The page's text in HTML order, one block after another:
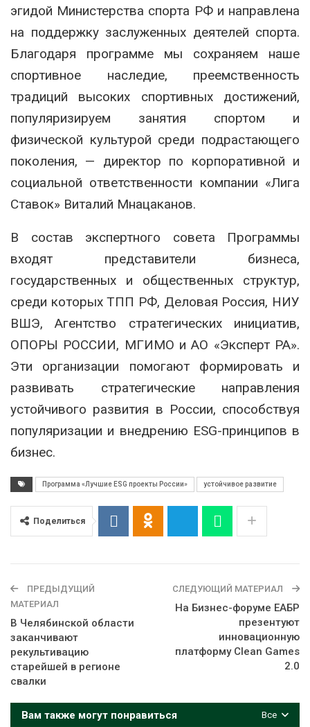
эгидой Министерства спорта РФ и направлена
на поддержку заслуженных деятелей спорта.
Благодаря программе мы сохраняем наше
спортивное наследие, преемственность
традиций высоких спортивных достижений,
популяризируем занятия спортом и
физической культурой среди подрастающего
поколения, — директор по корпоративной и
социальной ответственности компании «Лига
Ставок» Виталий Мнацаканов.
В состав экспертного совета Программы
входят представители бизнеса,
государственных и общественных структур,
среди которых ТПП РФ, Деловая Россия, НИУ
ВШЭ, Агентство стратегических инициатив,
ОПОРЫ РОССИИ, МГИМО и АО «Эксперт РА».
Эти организации помогают формировать и
развивать стратегические направления
устойчивого развития в России, способствуя
популяризации и внедрению ESG-принципов в
бизнес.
Программа «Лучшие ESG проекты России» устойчивое развитие
Поделиться
ПРЕДЫДУЩИЙ
МАТЕРИАЛ
В Челябинской области
заканчивают
рекультивацию
старейшей в регионе
свалки
СЛЕДУЮЩИЙ МАТЕРИАЛ
На Бизнес-форуме ЕАБР
презентуют
инновационную
платформу Clean Games
2.0
Все
Вам также могут понравиться